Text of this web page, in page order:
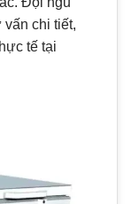
vấn chi tiết,
tế tại